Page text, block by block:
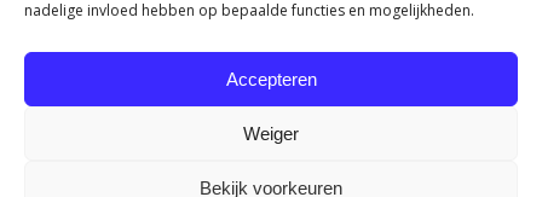
nadelige invloed hebben op bepaalde functies en mogelijkheden.
Accepteren
Weiger
Bekijk voorkeuren